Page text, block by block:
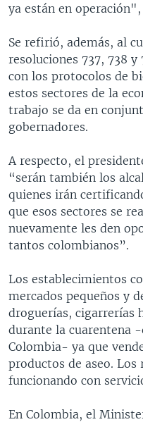
ya están en operación",
Se refirió, además, al
resoluciones 737, 738
con los protocolos de
estos sectores de la
trabajo se da en
gobernadores.
A respecto, el
“serán también los
quienes irán
que esos sectores se
nuevamente les den
tantos colombianos”.
Los establecimientos
mercados pequeños y
droguerías, cigarrerías
durante la cuarentena
Colombia- ya que
productos de aseo.
funcionando con
En Colombia, el